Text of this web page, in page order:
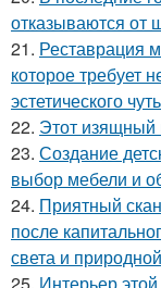
отказываются от
21. Реставрация
которое требует
эстетического
22. Этот изящный
23. Создание
выбор мебели и
24. Приятный
после
света и